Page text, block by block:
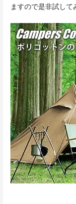
ますので是非試して